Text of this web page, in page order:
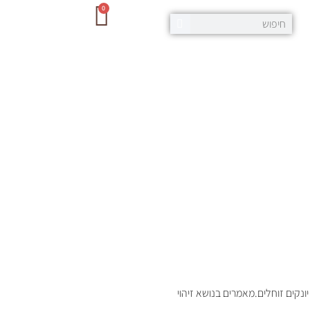
0
זוחלים.מאמרים בנושא זיהוי